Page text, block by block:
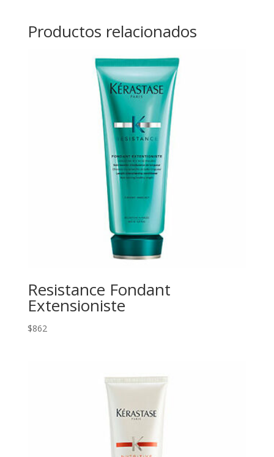
Productos relacionados
Resistance Fondant
Extensioniste
$862